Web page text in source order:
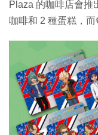
Plaza 的咖啡店會推
咖啡和 2 種蛋糕，